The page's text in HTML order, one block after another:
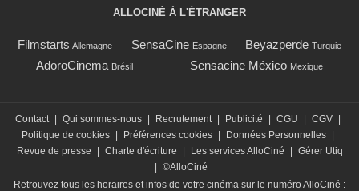
ALLOCINÉ À L'ÉTRANGER
Filmstarts Allemagne SensaCine Espagne Beyazperde Turquie
AdoroCinema Brésil Sensacine México Mexique
Contact | Qui sommes-nous | Recrutement | Publicité | CGU | CGV |
Politique de cookies | Préférences cookies | Données Personnelles |
Revue de presse
| Charte d'écriture | Les services AlloCiné | Gérer Utiq
| ©AlloCiné
Retrouvez tous les horaires et infos de votre cinéma sur le numéro AlloCiné :